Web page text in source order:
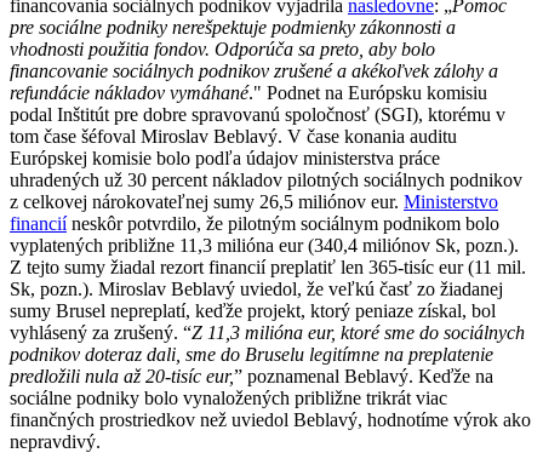
financovania sociálnych podnikov vyjadrila nasledovne: „Pomoc
pre sociálne podniky nerešpektuje podmienky zákonnosti a
vhodnosti použitia fondov. Odporúča sa preto, aby bolo
financovanie sociálnych podnikov zrušené a akékoľvek zálohy a
refundácie nákladov vymáhané." Podnet na Európsku komisiu
podal Inštitút pre dobre spravovanú spoločnosť (SGI), ktorému v
tom čase šéfoval Miroslav Beblavý. V čase konania auditu
Európskej komisie bolo podľa údajov ministerstva práce
uhradených už 30 percent nákladov pilotných sociálnych podnikov
z celkovej nárokovateľnej sumy 26,5 miliónov eur. Ministerstvo
financiíneskôr potvrdilo, že pilotným sociálnym podnikom bolo
vyplatených približne 11,3 milióna eur (340,4 miliónov Sk, pozn.).
Z tejto sumy žiadal rezort financií preplatiť len 365-tisíc eur (11 mil.
Sk, pozn.). Miroslav Beblavý uviedol, že veľkú časť zo žiadanej
sumy Brusel nepreplatí, keďže projekt, ktorý peniaze získal, bol
vyhlásený za zrušený. “Z 11,3 milióna eur, ktoré sme do sociálnych
podnikov doteraz dali, sme do Bruselu legitímne na preplatenie
predložili nula až 20-tisíc eur,” poznamenal Beblavý. Keďže na
sociálne podniky bolo vynaložených približne trikrát viac
finančných prostriedkov než uviedol Beblavý, hodnotíme výrok ako
nepravdivý.